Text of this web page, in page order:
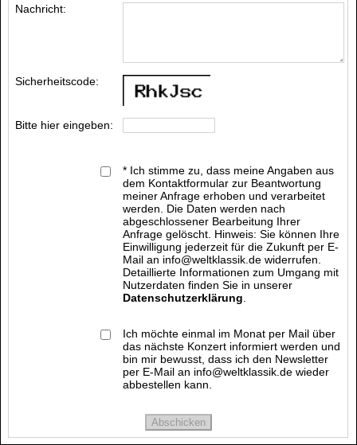
Nachricht:
Sicherheitscode:
Bitte hier eingeben:
* Ich stimme zu, dass meine Angaben aus
dem Kontaktformular zur Beantwortung
meiner Anfrage erhoben und verarbeitet
werden. Die Daten werden nach
abgeschlossener Bearbeitung Ihrer
Anfrage gelöscht. Hinweis: Sie können Ihre
Einwilligung jederzeit für die Zukunft per E-
Mail an info@weltklassik.de widerrufen.
Detaillierte Informationen zum Umgang mit
Nutzerdaten finden Sie in unserer
Datenschutzerklärung
Ich möchte einmal im Monat per Mail über
das nächste Konzert informiert werden und
bin mir bewusst, dass ich den Newsletter
per E-Mail an info@weltklassik.de wieder
abbestellen kann.